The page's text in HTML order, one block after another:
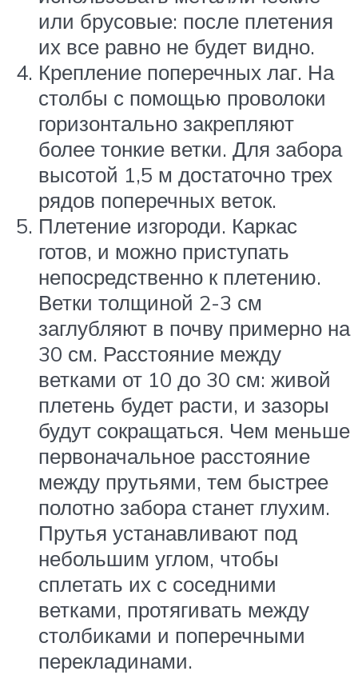
или брусовые: после плетения
их все равно не будет видно.
Крепление поперечных лаг. На
столбы с помощью проволоки
горизонтально закрепляют
более тонкие ветки. Для забора
высотой 1,5 м достаточно трех
рядов поперечных веток.
Плетение изгороди. Каркас
готов, и можно приступать
непосредственно к плетению.
Ветки толщиной 2-3 см
заглубляют в почву примерно на
30 см. Расстояние между
ветками от 10 до 30 см: живой
плетень будет расти, и зазоры
будут сокращаться. Чем меньше
первоначальное расстояние
между прутьями, тем быстрее
полотно забора станет глухим.
Прутья устанавливают под
небольшим углом, чтобы
сплетать их с соседними
ветками, протягивать между
столбиками и поперечными
перекладинами.